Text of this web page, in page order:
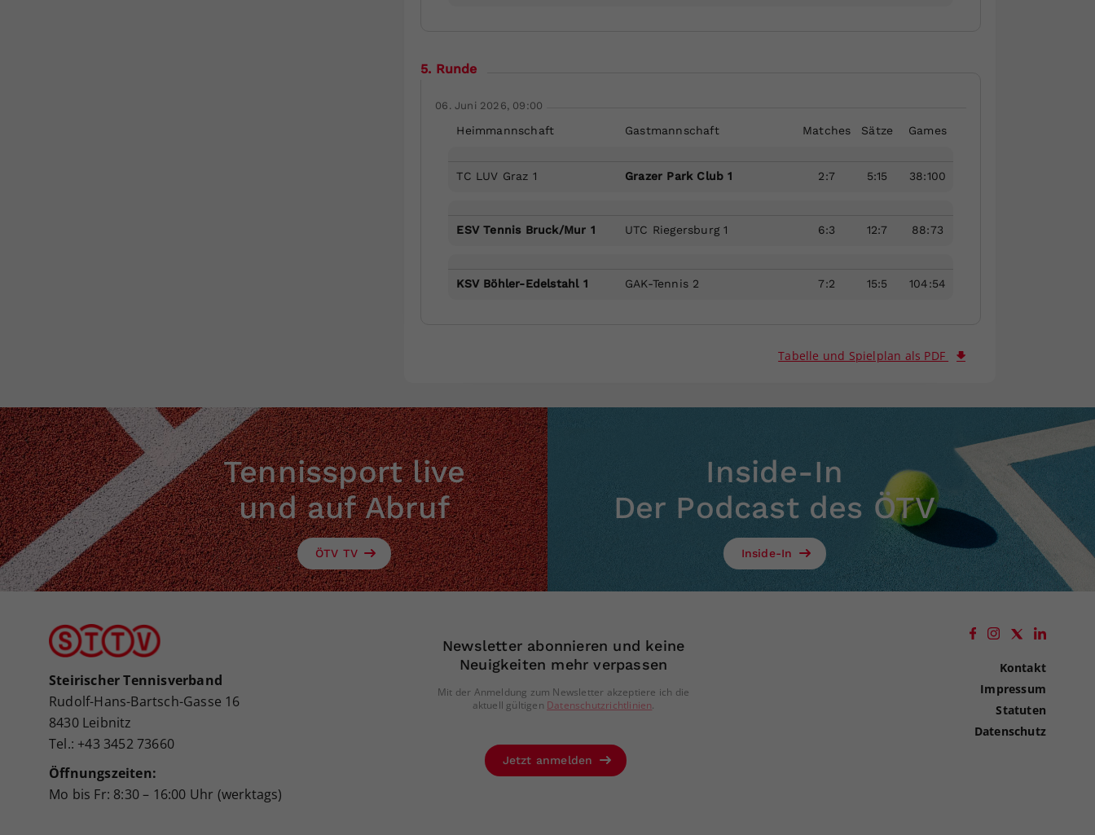
5. Runde
06. Juni 2026, 09:00
Heimmannschaft Gastmannschaft Matches Sätze Games
TC LUV Graz 1 Grazer Park Club 1 2:7 5:15 38:100
ESV Tennis Bruck/Mur 1 UTC Riegersburg 1 6:3 12:7 88:73
KSV Böhler-Edelstahl 1 GAK-Tennis 2 7:2 15:5 104:54
Tabelle und Spielplan als PDF
Tennissport live
und auf Abruf
ÖTV TV
Inside-In
Der Podcast des ÖTV
Inside-In
Steirischer Tennisverband
Rudolf-Hans-Bartsch-Gasse 16
8430 Leibnitz
Tel.: +43 3452 73660
Öffnungszeiten:
Mo bis Fr: 8:30 – 16:00 Uhr (werktags)
Newsletter abonnieren und keine
Neuigkeiten mehr verpassen
Mit der Anmeldung zum Newsletter akzeptiere ich die
aktuell gültigen Datenschutzrichtlinien.
Jetzt anmelden
Kontakt
Impressum
Statuten
Datenschutz